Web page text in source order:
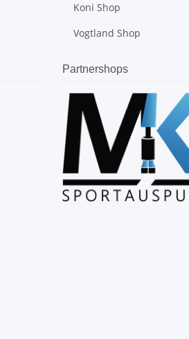
Koni Shop
Vogtland Shop
Partnershops